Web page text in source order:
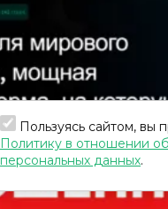
Пользуясь сайтом, вы
Политику в отношении
персональных данных.